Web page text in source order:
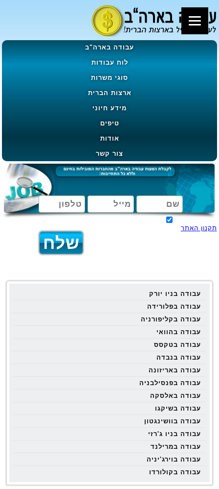
עבודה בארה"ב
לוח עבודות
סוגי משרות
ארצות הברית
מידע חיוני
טיפים
אודות
צור קשר
תקנון האתר
עבודה בניו יורק
עבודה בפלורידה
עבודה בקליפורניה
עבודה בהוואי
עבודה בטקסס
עבודה בנבדה
עבודה באריזונה
עבודה בפנסילבניה
עבודה באלסקה
עבודה בשיקגו
עבודה בוושינגטון
עבודה בניו ג'רזי
עבודה במרילנד
עבודה בוירג'יניה
עבודה בקולורדו